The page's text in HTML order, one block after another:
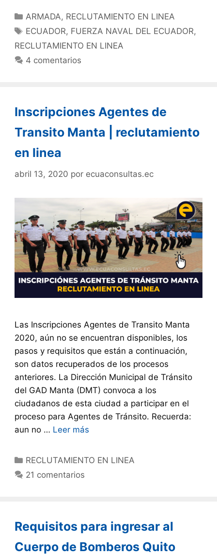
ARMADA, RECLUTAMIENTO EN LINEA
ECUADOR, FUERZA NAVAL DEL ECUADOR,
RECLUTAMIENTO EN LINEA
4 comentarios
Inscripciones Agentes de
Transito Manta | reclutamiento
en linea
abril 13, 2020 por ecuaconsultas.ec
Las Inscripciones Agentes de Transito Manta
2020, aún no se encuentran disponibles, los
pasos y requisitos que están a continuación,
son datos recuperados de los procesos
anteriores. La Dirección Municipal de Tránsito
del GAD Manta (DMT) convoca a los
ciudadanos de esta ciudad a participar en el
proceso para Agentes de Tránsito. Recuerda:
aun no … Leer más
RECLUTAMIENTO EN LINEA
21 comentarios
Requisitos para ingresar al
Cuerpo de Bomberos Quito